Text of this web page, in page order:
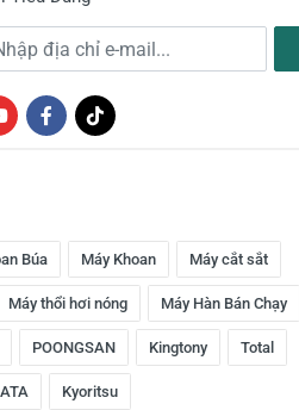
chỉ e-mail
Búa Máy Khoan Máy cắt sắt
Máy thổi hơi nóng Máy Hàn Bán Chạy
POONGSAN Kingtony Total
Kyoritsu